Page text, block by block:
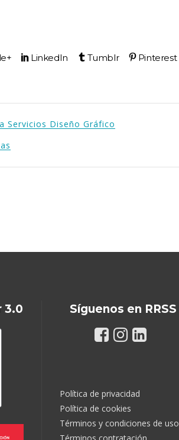
Servicios Diseño Gráfico
3.0 Síguenos en RRSS
Política de privacidad
Política de cookies
Términos y condiciones de uso
Términos contratación